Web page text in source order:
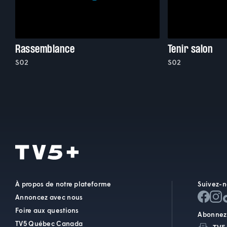
Rassemblance
S02
Tenir salon
S02
À propos de notre plateforme
Annoncez avec nous
Foire aux questions
TV5 Québec Canada
Suivez-